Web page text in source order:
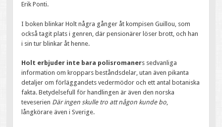
Erik Ponti.
I boken blinkar Holt några gånger åt kompisen Guillou, som
också tagit plats i genren, där pensionärer löser brott, och han
i sin tur blinkar åt henne.
Holt erbjuder inte bara polisromaners sedvanliga
information om kroppars beståndsdelar, utan även pikanta
detaljer om förläggandets vedermödor och ett antal botaniska
fakta. Betydelsefull för handlingen är även den norska
teveserien Där ingen skulle tro att någon kunde bo,
långkörare även i Sverige.